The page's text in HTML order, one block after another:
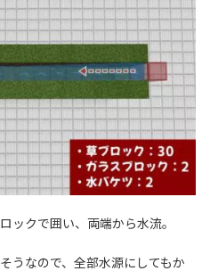
ックで囲い、両端から水流。
うなので、全部水源にしてもか